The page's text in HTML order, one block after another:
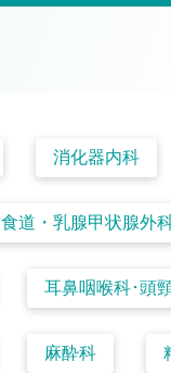
消化器内科
食道・乳腺甲状腺外
耳鼻咽喉科･頭
麻酔科